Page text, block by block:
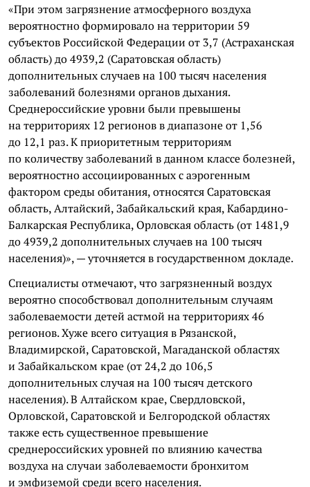
«При этом загрязнение атмосферного воздуха
вероятностно формировало на территории 59
субъектов Российской Федерации от 3,7 (Астраханская
область) до 4939,2 (Саратовская область)
дополнительных случаев на 100 тысяч населения
заболеваний болезнями органов дыхания.
Среднероссийские уровни были превышены
на территориях 12 регионов в диапазоне от 1,56
до 12,1 раз. К приоритетным территориям
по количеству заболеваний в данном классе болезней,
вероятностно ассоциированных с аэрогенным
фактором среды обитания, относятся Саратовская
область, Алтайский, Забайкальский края, Кабардино-
Балкарская Республика, Орловская область (от 1481,9
до 4939,2 дополнительных случаев на 100 тысяч
населения)», — уточняется в государственном докладе.
Специалисты отмечают, что загрязненный воздух
вероятно способствовал дополнительным случаям
заболеваемости детей астмой на территориях 46
регионов. Хуже всего ситуация в Рязанской,
Владимирской, Саратовской, Магаданской областях
и Забайкальском крае (от 24,2 до 106,5
дополнительных случая на 100 тысяч детского
населения). В Алтайском крае, Свердловской,
Орловской, Саратовской и Белгородской областях
также есть существенное превышение
среднероссийских уровней по влиянию качества
воздуха на случаи заболеваемости бронхитом
и эмфиземой среди всего населения.